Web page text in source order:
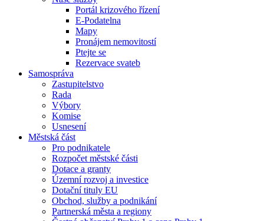
Portál krizového řízení
E-Podatelna
Mapy
Pronájem nemovitostí
Ptejte se
Rezervace svateb
Samospráva
Zastupitelstvo
Rada
Výbory
Komise
Usnesení
Městská část
Pro podnikatele
Rozpočet městské části
Dotace a granty
Územní rozvoj a investice
Dotační tituly EU
Obchod, služby a podnikání
Partnerská města a regiony